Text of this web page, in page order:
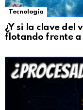
Tecnología
¿Y si la clave del
flotando frente a